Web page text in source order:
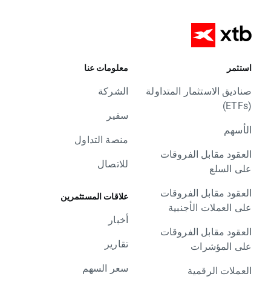
استثمر
صناديق الاستثمار المتداولة
(ETFs)
الأسهم
العقود مقابل الفروقات
على السلع
العقود مقابل الفروقات
على العملات الأجنبية
العقود مقابل الفروقات
على المؤشرات
العملات الرقمية
معلومات عنا
الشركة
سفير
منصة التداول
للاتصال
علاقات المستثمرين
أخبار
تقارير
سعر السهم